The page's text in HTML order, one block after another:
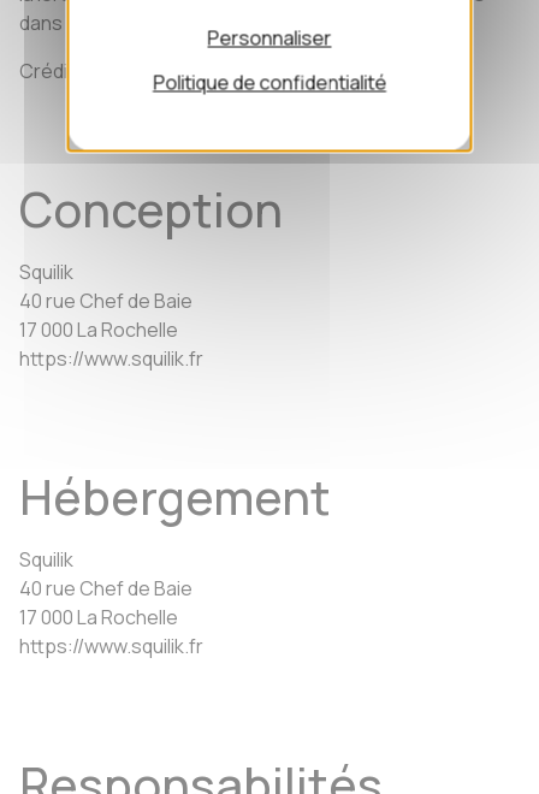
dans le code de la propriété intellectuelle.
Crédits Photos : Squilik, iStock, Pixabay, Freepik
Conception
Squilik
40 rue Chef de Baie
17 000 La Rochelle
https://www.squilik.fr
Hébergement
Squilik
40 rue Chef de Baie
17 000 La Rochelle
https://www.squilik.fr
Personnaliser
Politique de confidentialité